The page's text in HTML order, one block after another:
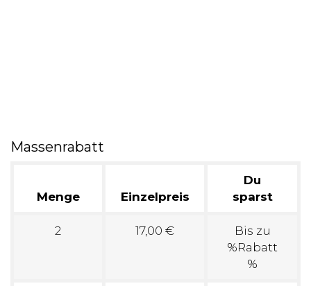
Massenrabatt
Menge Einzelpreis
Du
sparst
2 17,00 €
Bis zu
%Rabatt
%